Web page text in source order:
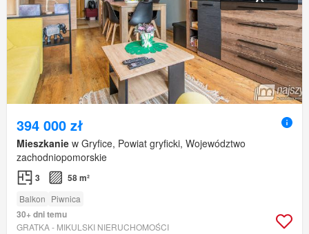
394 000 zł
Mieszkanie w Gryfice, Powiat gryficki, Województwo
zachodniopomorskie
3 58 m²
Balkon Piwnica
30+ dni temu
GRATKA - MIKULSKI NIERUCHOMOŚCI